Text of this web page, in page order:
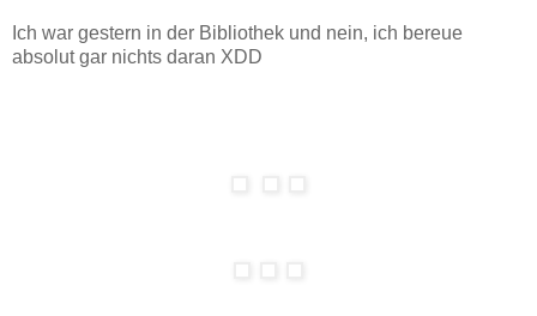
Ich war gestern in der Bibliothek und nein, ich bereue
absolut gar nichts daran XDD